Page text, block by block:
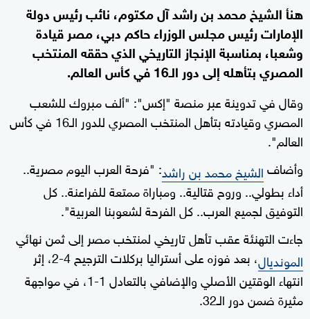
هنأ الشيخ محمد بن راشد آل مكتوم، نائب رئيس دولة
الإمارات رئيس مجلس الوزراء حاكم دبي، مصر قيادة
وشعبا، بمناسبة الإنجاز التاريخي الذي حققه المنتخب
المصري بتأهله إلى دور الـ16 في كأس العالم.
وقال في تدوينة عبر منصة "إكس": "ألف مبروك للشعب
المصري وقيادته بتأهل المنتخب المصري للدور الـ16 في كأس
العالم".
وأضافالشيخ محمد بن راشد: "فرحة العرب اليوم مصرية..
أداء بطولي.. وروح قتالية.. ومباراة ممتعة للفراعنة.. كل
التوفيق لجميع العرب.. كل الفرحة لشعوبنا العربية".
جاءت التهنئة عقب تأهل تاريخي لمنتخب مصر إلى ثمن نهائي
المونديال
، بعد فوزه على أستراليا بركلات الترجيح 4-2، إثر
انتهاء الوقتين الأصلي والإضافي بالتعادل 1-1، في مواجهة
مثيرة ضمن دور الـ32.